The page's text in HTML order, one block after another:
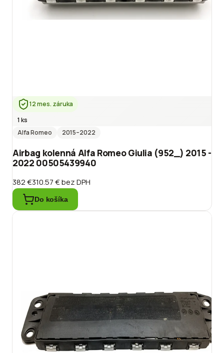
12 mes. záruka
1 ks
Alfa Romeo
2015–2022
Airbag kolenná Alfa Romeo Giulia (952_) 2015 -
2022 00505439940
382 €310.57 €bez DPH
Do košíka